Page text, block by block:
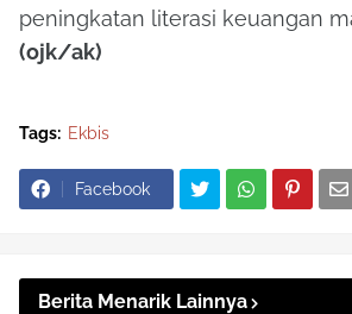
peningkatan literasi keuangan
(ojk/ak)
Tags: Ekbis
Facebook
Berita Menarik Lainnya